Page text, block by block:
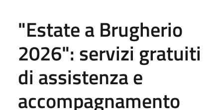
"Estate a Brugherio
2026": servizi gratuiti
di assistenza e
accompagnamento